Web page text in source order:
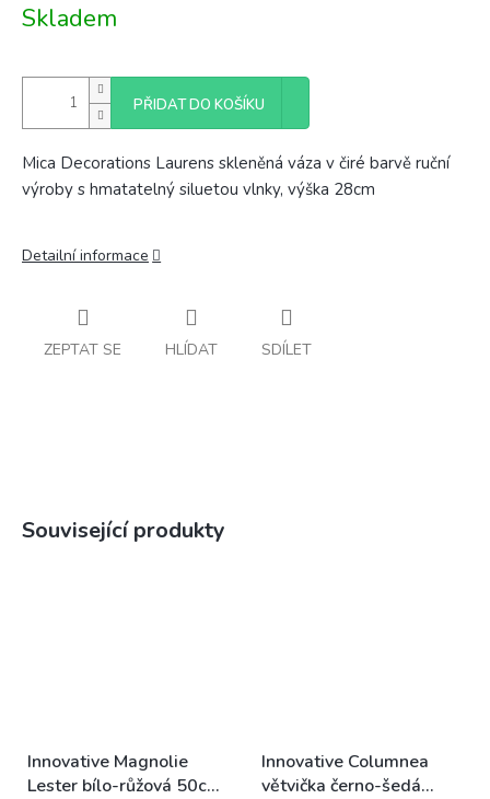
cena:
Skladem
PŘIDAT DO KOŠÍKU
Mica Decorations Laurens skleněná váza v čiré barvě ruční
výroby s hmatatelný siluetou vlnky, výška 28cm
Detailní informace
ZEPTAT SE HLÍDAT SDÍLET
Související produkty
Innovative Magnolie
Lester bílo-růžová 50cm,
Innovative Columnea
větvička černo-šedá